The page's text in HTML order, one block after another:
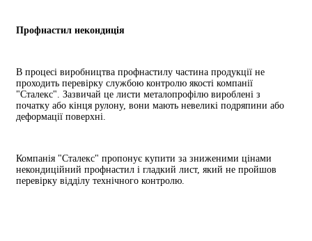
Профнастил некондиція
В процесі виробництва профнастилу частина продукції не
проходить перевірку службою контролю якості компанії
"Сталекс". Зазвичай це листи металопрофілю вироблені з
початку або кінця рулону, вони мають невеликі подряпини або
деформації поверхні.
Компанія "Сталекс" пропонує купити за зниженими цінами
некондиційний профнастил і гладкий лист, який не пройшов
перевірку відділу технічного контролю.